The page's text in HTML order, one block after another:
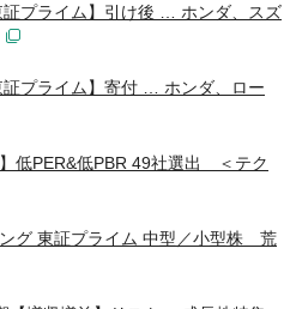
プライム】引け後 … ホンダ、スズ
プライム】寄付 … ホンダ、ロー
低PER&低PBR 49社選出 ＜テク
グ 東証プライム 中型／小型株 荒